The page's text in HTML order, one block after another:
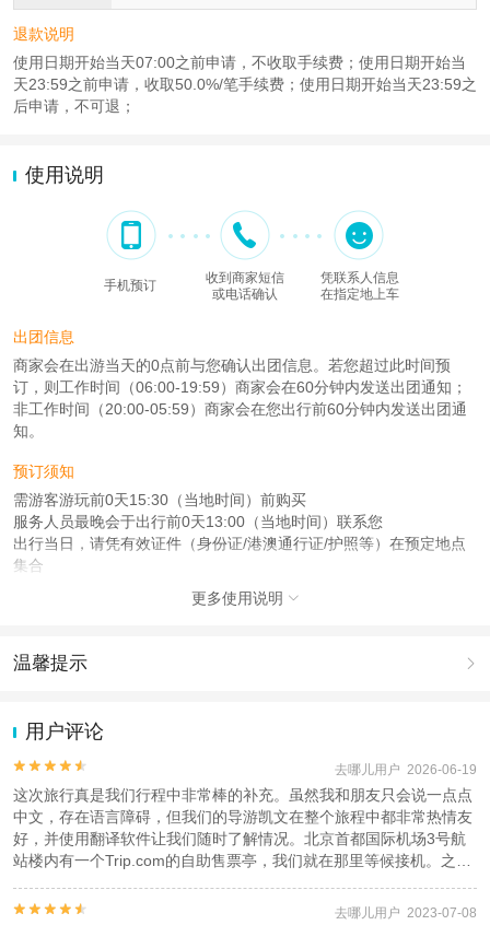
退款说明
使用日期开始当天07:00之前申请，不收取手续费；使用日期开始当
天23:59之前申请，收取50.0%/笔手续费；使用日期开始当天23:59之
后申请，不可退；
使用说明
手机预订
收到商家短信
或电话确认
凭联系人信息
在指定地上车
出团信息
商家会在出游当天的0点前与您确认出团信息。若您超过此时间预
订，则工作时间（06:00-19:59）商家会在60分钟内发送出团通知；
非工作时间（20:00-05:59）商家会在您出行前60分钟内发送出团通
知。
预订须知
需游客游玩前0天15:30（当地时间）前购买
服务人员最晚会于出行前0天13:00（当地时间）联系您
出行当日，请凭有效证件（身份证/港澳通行证/护照等）在预定地点
集合
查看特许经营许可证信息
更多使用说明 
温馨提示 
动（如跳伞、潜水、滑雪等）前，请务必仔细阅读
2.为普及旅游安全知识及旅游文明公约，使您的旅程顺利圆满完成，
特制定《去哪儿网旅游安全手册》 ，请您认真阅读并切实遵守。
用户评论

 去哪儿用户 2026-06-19
这次旅行真是我们行程中非常棒的补充。虽然我和朋友只会说一点点
中文，存在语言障碍，但我们的导游凯文在整个旅程中都非常热情友
好，并使用翻译软件让我们随时了解情况。北京首都国际机场3号航
站楼内有一个Trip.com的自助售票亭，我们就在那里等候接机。之
处出现了一些小插曲，由于我们中文不太流利，只能依靠翻译软件来

 去哪儿用户 2023-07-08